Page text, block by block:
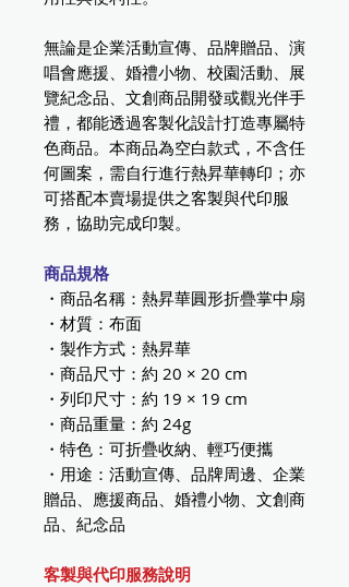
無論是企業活動宣傳、品牌贈品、演
唱會應援、婚禮小物、校園活動、展
覽紀念品、文創商品開發或觀光伴手
禮，都能透過客製化設計打造專屬特
色商品。本商品為空白款式，不含任
何圖案，需自行進行熱昇華轉印；亦
可搭配本賣場提供之客製與代印服
務，協助完成印製。
商品規格
・商品名稱：熱昇華圓形折疊掌中扇
・材質：布面
・製作方式：熱昇華
・商品尺寸：約 20 × 20 cm
・列印尺寸：約 19 × 19 cm
・商品重量：約 24g
・特色：可折疊收納、輕巧便攜
・用途：活動宣傳、品牌周邊、企業
贈品、應援商品、婚禮小物、文創商
品、紀念品
客製與代印服務說明